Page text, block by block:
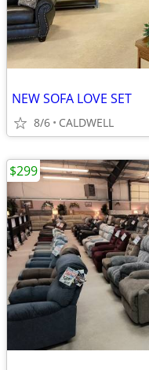
NEW SOFA LOVE SET
8/6 CALDWELL
$299